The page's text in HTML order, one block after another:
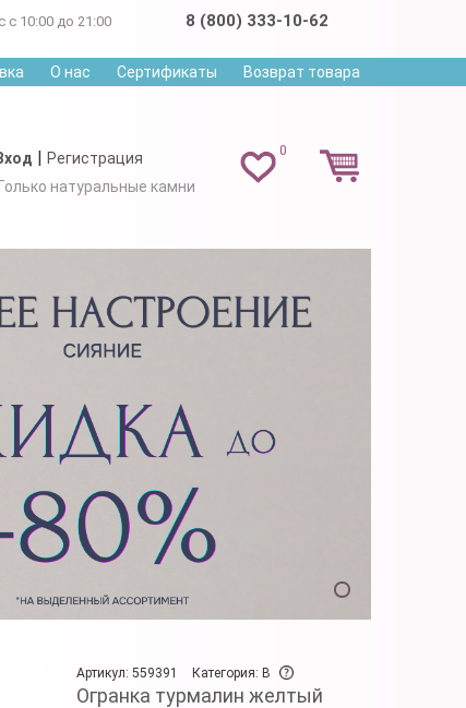
с 10:00 до 21:00 8 (800) 333-10-62
О нас Сертификаты Возврат товара
0
| Регистрация
натуральные камни
Артикул: 559391
Категория: B
Огранка турмалин желтый